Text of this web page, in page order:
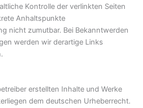
Kontrolle der verlinkten Seiten
Anhaltspunkte
nicht zumutbar. Bei Bekanntwerden
werden wir derartige Links
erstellten Inhalte und Werke
dem deutschen Urheberrecht.